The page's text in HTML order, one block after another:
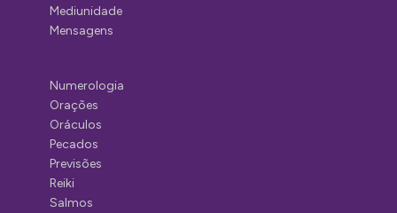
Mediunidade
Mensagens
Numerologia
Orações
Oráculos
Pecados
Previsões
Reiki
Salmos